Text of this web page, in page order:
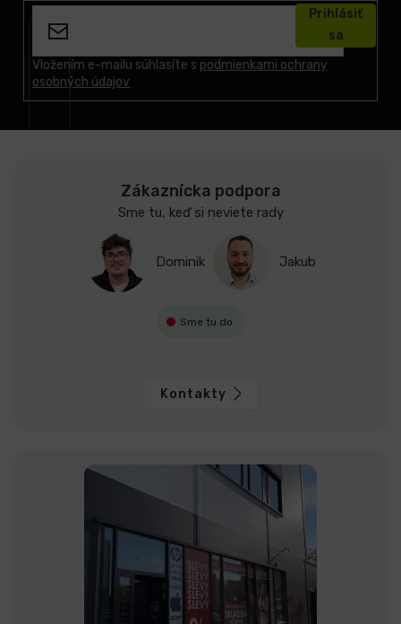
Vložením e-mailu súhlasíte s podmienkami ochrany
osobných údajov
Prihlásiť
sa
Zákaznícka podpora
Sme tu, keď si neviete rady
Dominik Jakub
Sme tu do
Kontakty